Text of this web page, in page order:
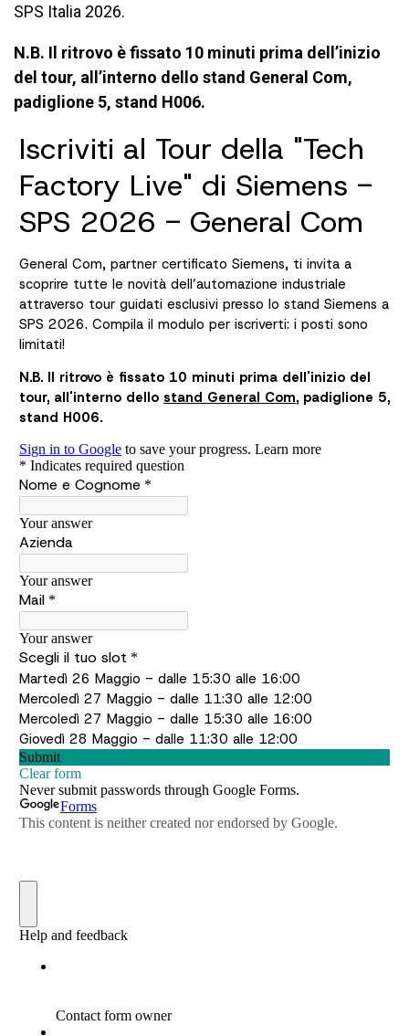
SPS Italia 2026.
N.B. Il ritrovo è fissato 10 minuti prima dell’inizio
del tour, all’interno dello stand General Com,
padiglione 5, stand H006.